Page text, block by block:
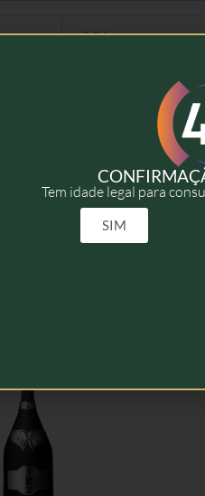
2,5 kg
Krug, LVMH, Moët
Champagne Brut
75cl, 75cl c/Coffret
Tem idade legal para
SIM